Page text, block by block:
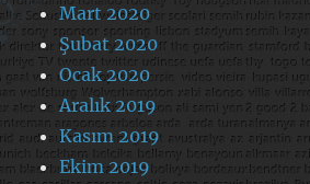
Mart 2020
Şubat 2020
Ocak 2020
Aralık 2019
Kasım 2019
Ekim 2019